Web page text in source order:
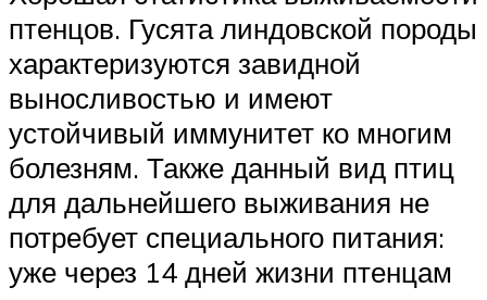
птенцов. Гусята линдовской породы
характеризуются завидной
выносливостью и имеют
устойчивый иммунитет ко многим
болезням. Также данный вид птиц
для дальнейшего выживания не
потребует специального питания:
уже через 14 дней жизни птенцам